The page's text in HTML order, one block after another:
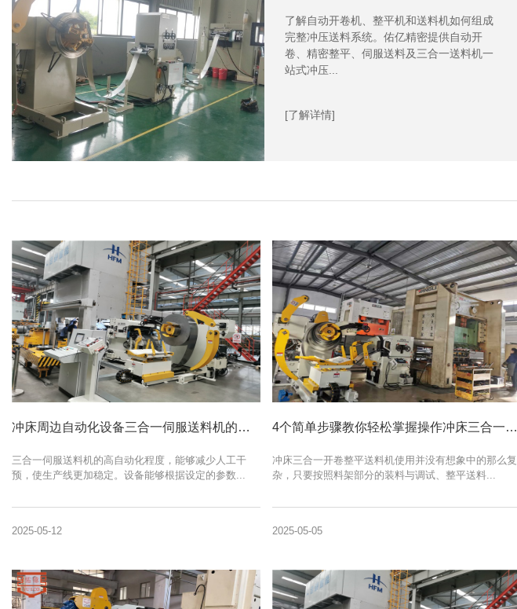
了解自动开卷机、整平机和送料机如何组成
完整冲压送料系统。佑亿精密提供自动开
卷、精密整平、伺服送料及三合一送料机一
站式冲压...
[了解详情]
冲床周边自动化设备三合一伺服送料机的上料和进料的详细操作步骤讲解
三合一伺服送料机的高自动化程度，能够减少人工干
预，使生产线更加稳定。设备能够根据设定的参数...
2025-05-12
4个简单步骤教你轻松掌握操作冲床三合一开卷整平送料机
冲床三合一开卷整平送料机使用并没有想象中的那么复
杂，只要按照料架部分的装料与调试、整平送料...
2025-05-05